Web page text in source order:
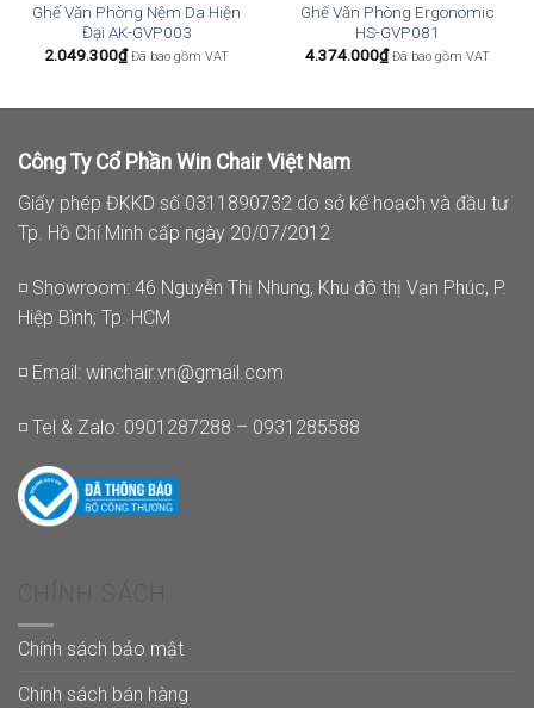
Ghế Văn Phòng Nệm Da Hiện
Đại AK-GVP003
2.049.300₫ Đã bao gồm VAT
Ghế Văn Phòng Ergonomic
HS-GVP081
4.374.000₫ Đã bao gồm VAT
Công Ty Cổ Phần Win Chair Việt Nam
Giấy phép ĐKKD số 0311890732 do sở kế hoạch và đầu tư
Tp. Hồ Chí Minh cấp ngày 20/07/2012
◽ Showroom: 46 Nguyễn Thị Nhung, Khu đô thị Vạn Phúc, P.
Hiệp Bình, Tp. HCM
◽ Email: winchair.vn@gmail.com
◽ Tel & Zalo: 0901287288 – 0931285588
Chính sách bảo mật
Chính sách bán hàng